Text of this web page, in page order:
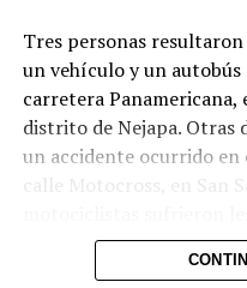
Tres personas
un vehículo y un
carretera Panamericana,
distrito de Nejapa. Otras
un accidente ocurrido
calle Motocross, en San
uno en el kilómetro 17
Flecha, San Martín),